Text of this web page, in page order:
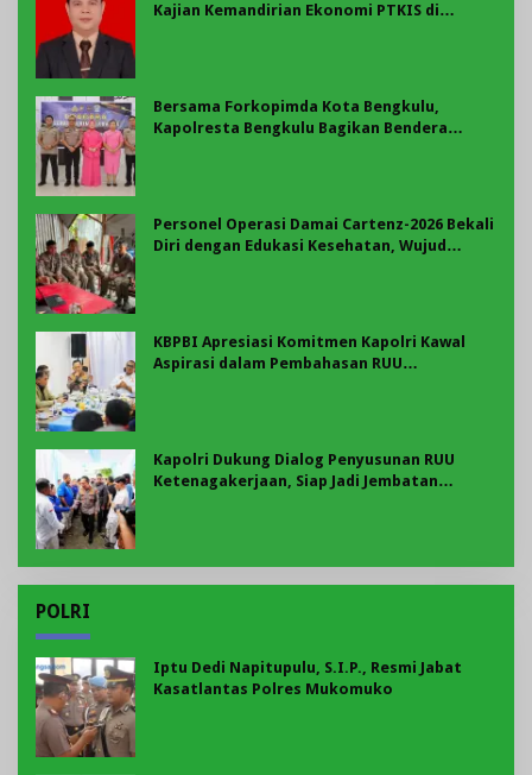
Kajian Kemandirian Ekonomi PTKIS di
Bersama Forkopimda Kota Bengkulu,
Kapolresta Bengkulu Bagikan Bendera
Personel Operasi Damai Cartenz-2026 Bekali
Diri dengan Edukasi Kesehatan, Wujud
KBPBI Apresiasi Komitmen Kapolri Kawal
Aspirasi dalam Pembahasan RUU
Kapolri Dukung Dialog Penyusunan RUU
Ketenagakerjaan, Siap Jadi Jembatan
POLRI
Iptu Dedi Napitupulu, S.I.P., Resmi Jabat
Kasatlantas Polres Mukomuko